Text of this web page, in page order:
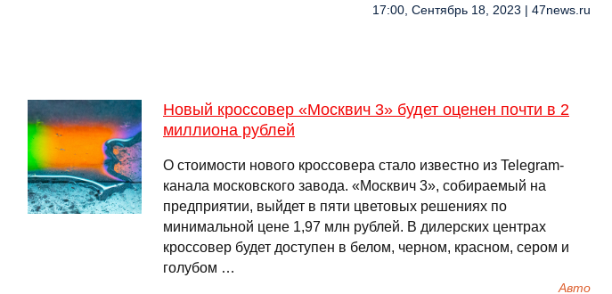
17:00, Сентябрь 18, 2023 | 47news.ru
Новый кроссовер «Москвич 3» будет оценен почти в 2
миллиона рублей
О стоимости нового кроссовера стало известно из Telegram-
канала московского завода. «Москвич 3», собираемый на
предприятии, выйдет в пяти цветовых решениях по
минимальной цене 1,97 млн рублей. В дилерских центрах
кроссовер будет доступен в белом, черном, красном, сером и
голубом …
Авто